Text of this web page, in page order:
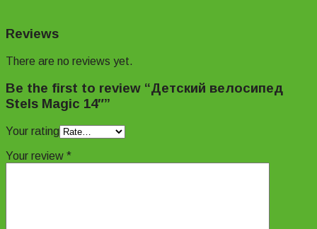
Reviews
There are no reviews yet.
Be the first to review “Детский велосипед
Stels Magic 14″”
Your rating
Your review *